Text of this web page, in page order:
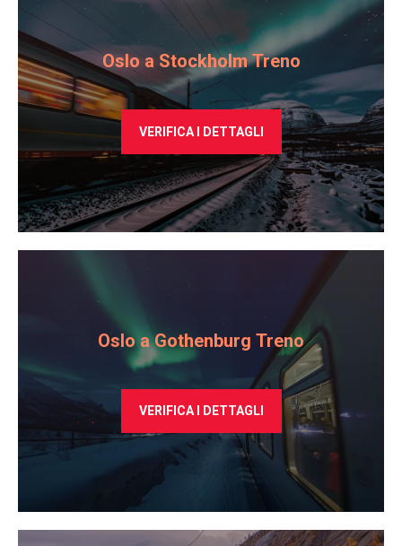
Oslo a Stockholm Treno
VERIFICA I DETTAGLI
Oslo a Gothenburg Treno
VERIFICA I DETTAGLI